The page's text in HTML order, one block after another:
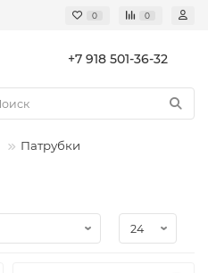
0 0
+7 918 501-36-32
Патрубки